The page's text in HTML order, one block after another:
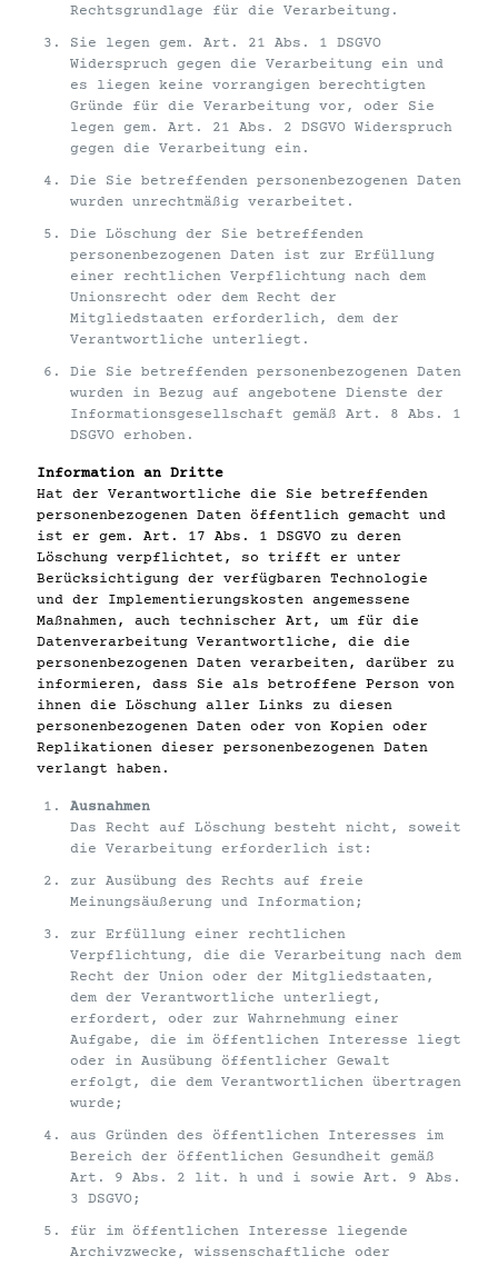
Rechtsgrundlage für die Verarbeitung.
Sie legen gem. Art. 21 Abs. 1 DSGVO
Widerspruch gegen die Verarbeitung ein und
es liegen keine vorrangigen berechtigten
Gründe für die Verarbeitung vor, oder Sie
legen gem. Art. 21 Abs. 2 DSGVO Widerspruch
gegen die Verarbeitung ein.
Die Sie betreffenden personenbezogenen Daten
wurden unrechtmäßig verarbeitet.
Die Löschung der Sie betreffenden
personenbezogenen Daten ist zur Erfüllung
einer rechtlichen Verpflichtung nach dem
Unionsrecht oder dem Recht der
Mitgliedstaaten erforderlich, dem der
Verantwortliche unterliegt.
Die Sie betreffenden personenbezogenen Daten
wurden in Bezug auf angebotene Dienste der
Informationsgesellschaft gemäß Art. 8 Abs. 1
DSGVO erhoben.
Information an Dritte
Hat der Verantwortliche die Sie betreffenden
personenbezogenen Daten öffentlich gemacht und
ist er gem. Art. 17 Abs. 1 DSGVO zu deren
Löschung verpflichtet, so trifft er unter
Berücksichtigung der verfügbaren Technologie
und der Implementierungskosten angemessene
Maßnahmen, auch technischer Art, um für die
Datenverarbeitung Verantwortliche, die die
personenbezogenen Daten verarbeiten, darüber zu
informieren, dass Sie als betroffene Person von
ihnen die Löschung aller Links zu diesen
personenbezogenen Daten oder von Kopien oder
Replikationen dieser personenbezogenen Daten
verlangt haben.
Ausnahmen
Das Recht auf Löschung besteht nicht, soweit
die Verarbeitung erforderlich ist:
zur Ausübung des Rechts auf freie
Meinungsäußerung und Information;
zur Erfüllung einer rechtlichen
Verpflichtung, die die Verarbeitung nach dem
Recht der Union oder der Mitgliedstaaten,
dem der Verantwortliche unterliegt,
erfordert, oder zur Wahrnehmung einer
Aufgabe, die im öffentlichen Interesse liegt
oder in Ausübung öffentlicher Gewalt
erfolgt, die dem Verantwortlichen übertragen
wurde;
aus Gründen des öffentlichen Interesses im
Bereich der öffentlichen Gesundheit gemäß
Art. 9 Abs. 2 lit. h und i sowie Art. 9 Abs.
3 DSGVO;
für im öffentlichen Interesse liegende
Archivzwecke, wissenschaftliche oder